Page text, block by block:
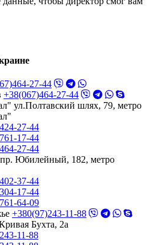
27-44
+38(067)464-27-44
ул.Полтавский шлях, 79, метро
27-44
17-44
27-44
Юбилейный, 182, метро
37-44
17-44
64-09
+380(97)243-11-88
Бухта, 2а
11-88